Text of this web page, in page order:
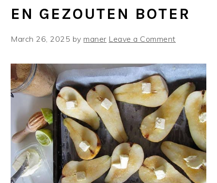
EN GEZOUTEN BOTER
March 26, 2025 bymaner Leave a Comment